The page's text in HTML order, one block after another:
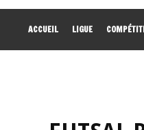
ACCUEIL LIGUE